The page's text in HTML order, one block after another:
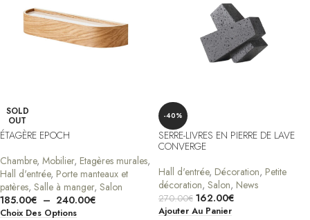
SOLD
OUT
ÉTAGÈRE EPOCH
Chambre, Mobilier, Etagères murales,
Hall d'entrée, Porte manteaux et
patères, Salle à manger, Salon
185.00€ – 240.00€
Choix Des Options
-40%
SERRE-LIVRES EN PIERRE DE LAVE
CONVERGE
Hall d'entrée, Décoration, Petite
décoration, Salon, News
270.00€ 162.00€
Ajouter Au Panier